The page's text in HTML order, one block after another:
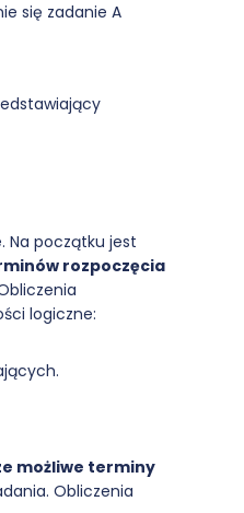
się zadanie A
Na początku jest
rozpoczęcia
logiczne:
możliwe terminy
Obliczenia